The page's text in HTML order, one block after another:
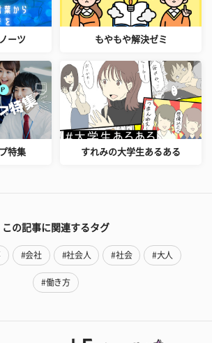
ーツ もやもや解決ゼミ
特集 すれみの大学生あるある
この記事に関連するタグ
#会社 #社会人 #社会 #大人
#働き方